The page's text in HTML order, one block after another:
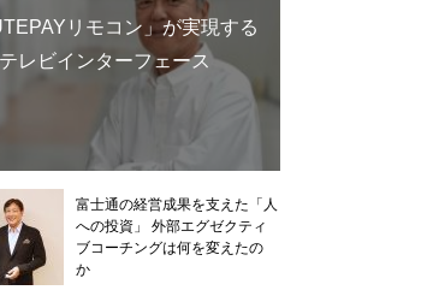
リモコン」が実現する
レビインターフェース
富士通の経営成果を支えた「人
への投資」 外部エグゼクティ
ブコーチングは何を変えたの
か